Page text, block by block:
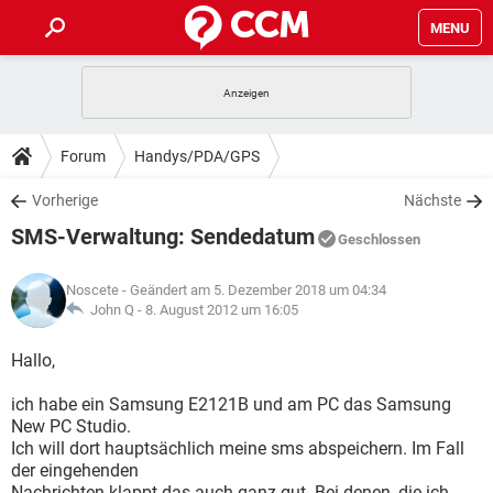
MENU
ANDROID IOS
WINDOWS 10
WHATSAPP TIKTOK
FACEBOOK
TIPPS & TRICKS
SPIELE STREAMING
WHATSAPP TIKTOK
FACEBOOK
DOWNLOADS
SPIELE STREAMING
ANDROID
WINDOWS 10 INSTAGRAM
WHATSAPP
SPIELE STREAMING
ANDROID
WINDOWS 10
WHATSAPP TIKTOK
FACEBOOK HARDWARE
LEXIKON
SPIELE
WINDOWS 10
WHATSAPP
Forum Handys/PDA/GPS
Vorherige Nächste
SMS-Verwaltung: Sendedatum Geschlossen
Noscete - Geändert am 5. Dezember 2018 um 04:34
John Q - 8. August 2012 um 16:05
Hallo,
ich habe ein Samsung E2121B und am PC das Samsung
New PC Studio.
Ich will dort hauptsächlich meine sms abspeichern. Im Fall
der eingehenden